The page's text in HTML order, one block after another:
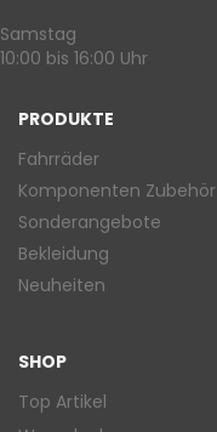
Samstag
10:00 bis 16:00 Uhr
PRODUKTE
Fahrräder
Komponenten Zubehör
Sonderangebote
Bekleidung
Neuheiten
SHOP
Top Artikel